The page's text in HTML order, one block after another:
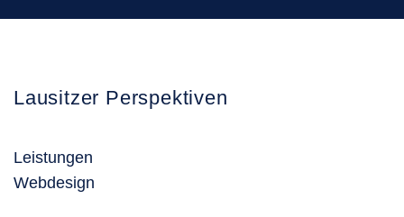
Lausitzer Perspektiven
Leistungen
Webdesign